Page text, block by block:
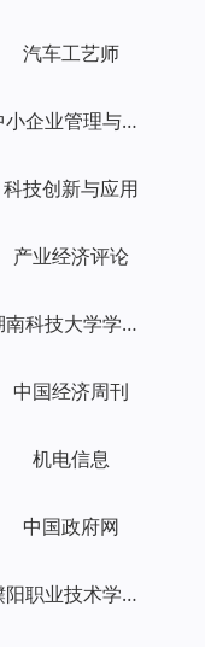
汽车工艺师
中小企业管理与科技
科技创新与应用
产业经济评论
湖南科技大学学报：社会科学版
中国经济周刊
机电信息
中国政府网
濮阳职业技术学院学报